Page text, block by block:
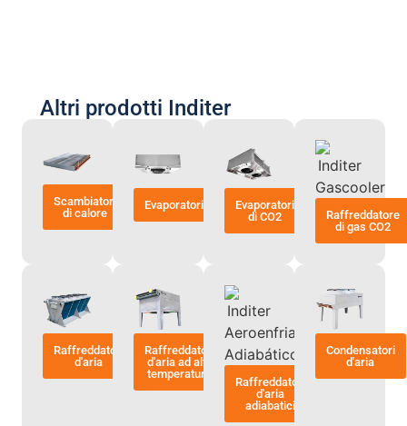
Altri prodotti Inditer
Scambiatori
di calore
Evaporatori
Evaporatori
di CO2
Raffreddatore
di gas CO2
Raffreddatori
d'aria
Raffreddatori
d'aria ad alta
temperatura
Raffreddatori
d'aria
adiabatici
Condensatori
d'aria